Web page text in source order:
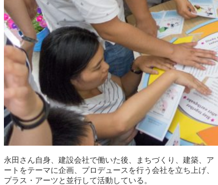
永田さん自身、建設会社で働いた後、まちづくり、建築、ア
ートをテーマに企画、プロデュースを行う会社を立ち上げ、
プラス・アーツと並行して活動している。